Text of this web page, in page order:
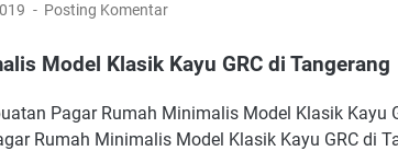
Posting Komentar
Model Klasik Kayu GRC di Tangerang
Pagar Rumah Minimalis Model Klasik Kayu
Rumah Minimalis Model Klasik Kayu GRC di